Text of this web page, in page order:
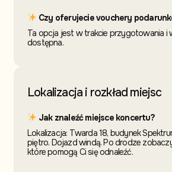
Czy oferujecie vouchery
Ta opcja jest w trakcie przygotowania i
dostępna.
Lokalizacja i rozkład miejsc
Jak znaleźć miejsce koncertu?
Lokalizacja: Twarda 18, budynek
piętro. Dojazd windą. Po drodze
które pomogą Ci się odnaleźć.